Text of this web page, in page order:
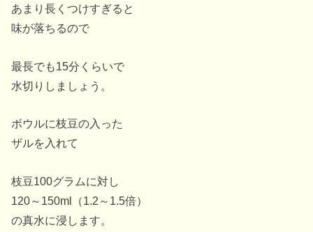
あまり長くつけすぎると
味が落ちるので
最長でも15分くらいで
水切りしましょう。
ボウルに枝豆の入った
ザルを入れて
枝豆100グラムに対し
120～150ml（1.2～1.5倍）
の真水に浸します。